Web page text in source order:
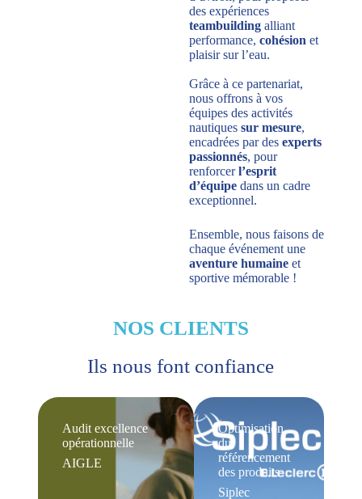
des expériences
teambuildingalliant
performance, cohésion et
plaisir sur l’eau.
Grâce à ce partenariat,
nous offrons à vos
équipes des activités
nautiques sur mesure,
encadrées par des experts
passionnés, pour
renforcerl’esprit
d’équipedans un cadre
exceptionnel.
Ensemble, nous faisons de
chaque événement une
aventure humaineet
sportive mémorable !
NOS CLIENTS
Ils nous font confiance
Audit excellence
opérationnelle
AIGLE
Optimisation
du
référencement
des produits
Siplec